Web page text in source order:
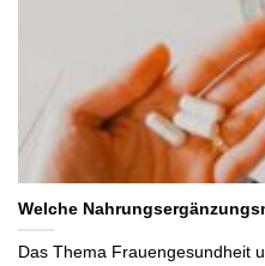
Welche
Das Thema Frauengesundheit